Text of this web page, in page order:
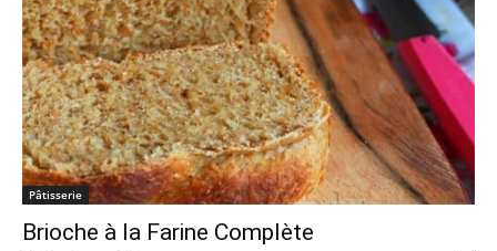
Pâtisserie
Brioche à la Farine Complète